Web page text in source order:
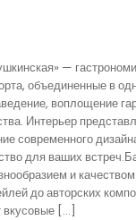
—
объединенные в
воплощение
Интерьер
современного
для ваших
и
до авторских
вкусовые […]